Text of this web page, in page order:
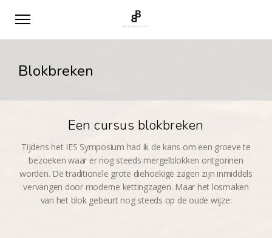
Blokbreken
Een cursus blokbreken
Tijdens het IES Symposium had ik de kans om een groeve te
bezoeken waar er nog steeds mergelblokken ontgonnen
worden. De traditionele grote diehoekige zagen zijn inmiddels
vervangen door moderne kettingzagen. Maar het losmaken
van het blok gebeurt nog steeds op de oude wijze: